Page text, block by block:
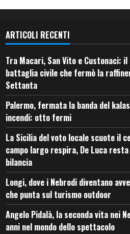
ARTICOLI RECENTI
Tra Macari, San Vito e Custonaci:
battaglia civile che fermò la
Settanta
Palermo, fermata la banda del
incendi: otto fermi
La Sicilia del voto locale scuote il
campo largo respira, De Luca
bilancia
Longi, dove i Nebrodi diventano
che punta sul turismo outdoor
Angelo Pidalà, la seconda vita nei
anni nel mondo dello spettacolo